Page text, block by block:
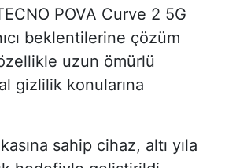
POVA Curve 2 5G
beklentilerine çözüm
uzun ömürlü
gizlilik konularına
sahip cihaz, altı yıla